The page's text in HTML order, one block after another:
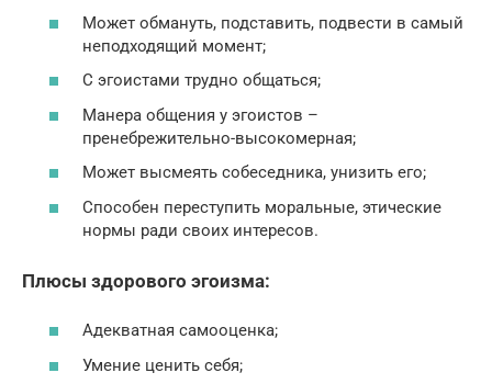
Может обмануть, подставить, подвести в самый
неподходящий момент;
С эгоистами трудно общаться;
Манера общения у эгоистов –
пренебрежительно-высокомерная;
Может высмеять собеседника, унизить его;
Способен переступить моральные, этические
нормы ради своих интересов.
Плюсы здорового эгоизма:
Адекватная самооценка;
Умение ценить себя;